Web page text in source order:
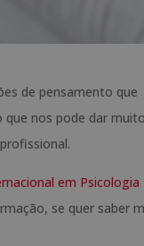
de pensamento que
que nos pode dar
em Psicologia
se quer saber